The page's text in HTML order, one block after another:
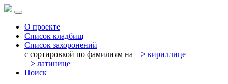
О проекте
Список кладбищ
Список захоронений
с сортировкой по фамилиям на
> кириллице
> латинице
Поиск